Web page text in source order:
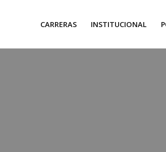
CARRERAS INSTITUCIONAL